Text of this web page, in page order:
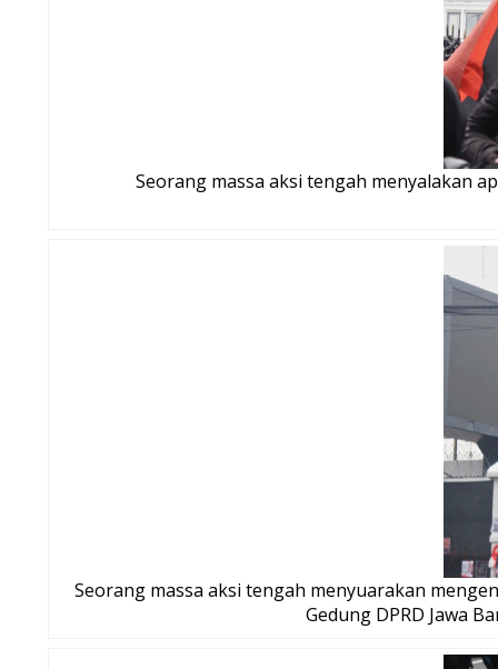
Seorang massa aksi tengah menyalakan
Seorang massa aksi tengah menyuarakan
Gedung DPRD Jawa